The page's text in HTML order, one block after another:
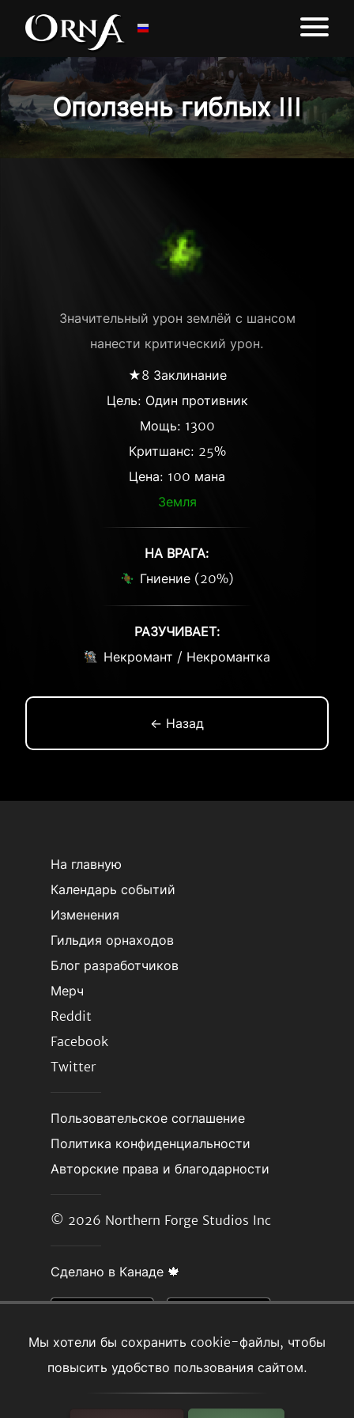
Оползень гиблых III
Мы хотели бы сохранить cookie-файлы, чтобы
повысить удобство пользования сайтом.
Значительный урон землёй с шансом
нанести критический урон.
★8 Заклинание
Цель: Один противник
Мощь: 1300
Критшанс: 25%
Цена: 100 мана
Земля
НА ВРАГА:
Гниение (20%)
РАЗУЧИВАЕТ:
Некромант / Некромантка
← Назад
На главную
Календарь событий
Изменения
Гильдия орнаходов
Блог разработчиков
Мерч
Reddit
Facebook
Twitter
Пользовательское соглашение
Политика конфиденциальности
Авторские права и благодарности
© 2026 Northern Forge Studios Inc
Сделано в Канаде 🍁